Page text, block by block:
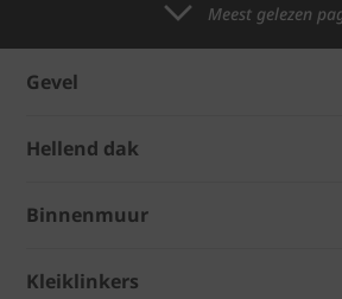
Meest gelezen
Gevel
Hellend dak
Binnenmuur
Kleiklinkers